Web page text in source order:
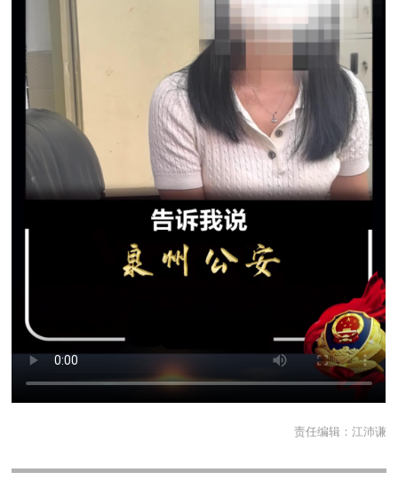
责任编辑： 江沛谦